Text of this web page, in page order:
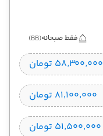
فقط صبحانه(BB)
۵۸٬۳۰۰٬۰۰۰ تومان
۸۱٬۱۰۰٬۰۰۰ تومان
۵۱٬۵۰۰٬۰۰۰ تومان